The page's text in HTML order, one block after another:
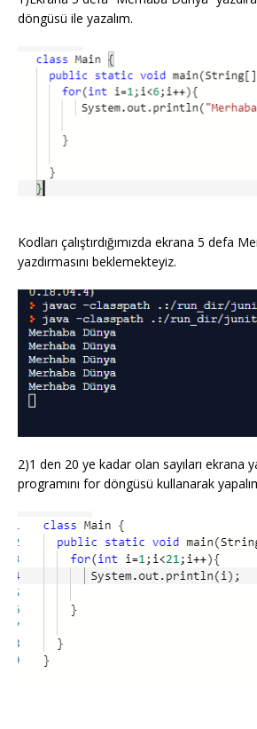
döngüsü ile yazalım.
Kodları çalıştırdığımızda ekrana 5 defa
yazdırmasını beklemekteyiz.
2)1 den 20 ye kadar olan sayıları ekrana
programını for döngüsü kullanarak